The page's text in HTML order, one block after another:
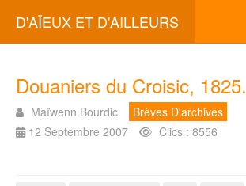
D'AÏEUX ET D'AILLEURS
Douaniers du Croisic, 1825.
Maïwenn Bourdic
Brèves D'archives
12 Septembre 2007
Clics : 8556